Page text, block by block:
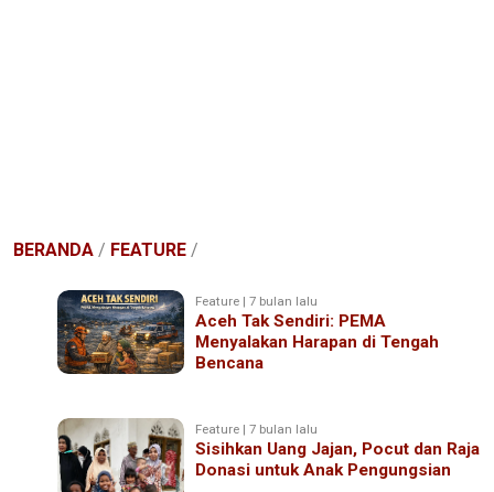
BERANDA / FEATURE /
Feature | 7 bulan lalu
Aceh Tak Sendiri: PEMA
Menyalakan Harapan di Tengah
Bencana
Feature | 7 bulan lalu
Sisihkan Uang Jajan, Pocut dan Raja
Donasi untuk Anak Pengungsian